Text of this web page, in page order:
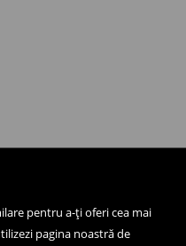
pentru a-ți oferi cea mai
pagina noastră de